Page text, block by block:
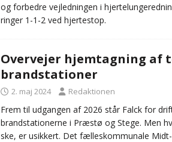
og forbedre vejledningen i
ringer 1-1-2 ved hjertestop.
Overvejer hjemtagning af
brandstationer
2. maj 2024 Redaktionen
Frem til udgangen af 2026 står Falck for
brandstationerne i Præstø og Stege. Men
ske, er usikkert. Det fælleskommunale